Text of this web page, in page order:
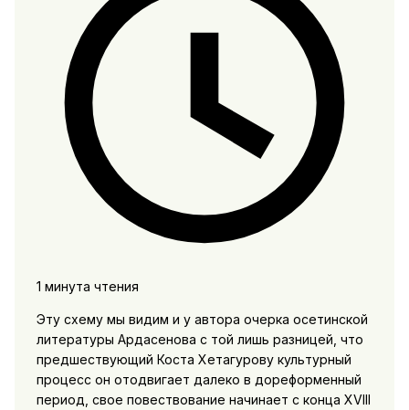
1 минута чтения
Эту схему мы видим и у автора очерка осетинской
литературы Ардасенова с той лишь разницей, что
предшествующий Коста Хетагурову культурный
процесс он отодвигает далеко в дореформенный
период, свое повествование начинает с конца XVIII